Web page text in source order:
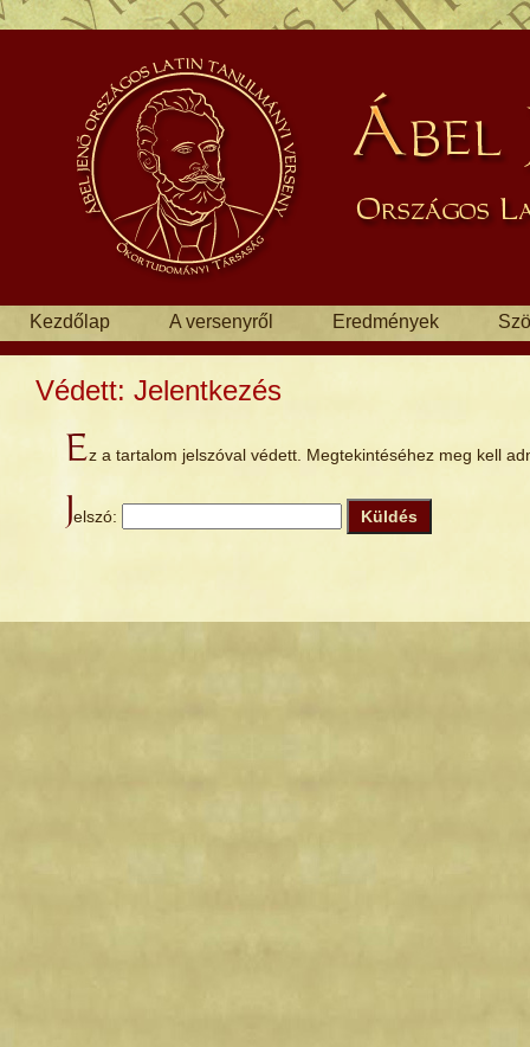
Kezdőlap A versenyről Eredmények
Védett: Jelentkezés
Ez a tartalom jelszóval védett. Megtekintéséhez meg kell
Jelszó: